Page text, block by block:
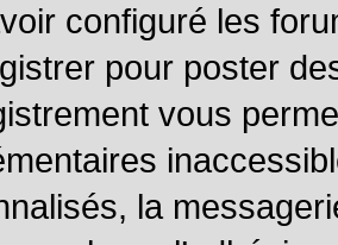
configuré les
pour poster
vous
la